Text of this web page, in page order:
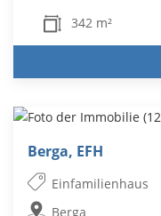
342 m²
Berga, EFH
Einfamilienhaus
Berga